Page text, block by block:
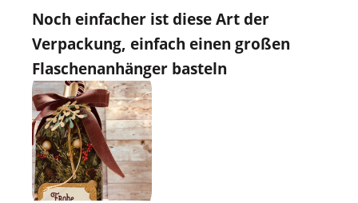
Noch einfacher ist diese Art der
Verpackung, einfach einen großen
Flaschenanhänger basteln